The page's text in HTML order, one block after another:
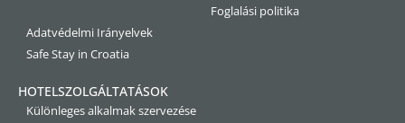
Foglalási politika
Adatvédelmi Irányelvek
Safe Stay in Croatia
HOTELSZOLGÁLTATÁSOK
Különleges alkalmak szervezése